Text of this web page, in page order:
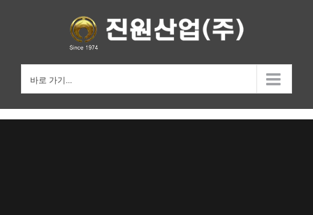
바로 가기...